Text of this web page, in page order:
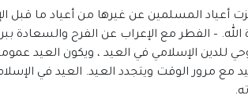
أعياد المسلمين عن غيرها من أعياد ما قبل
الله. – الفطر مع الإعراب عن الفرح والسعادة
للدين الإسلامي في العيد ، ويكون العيد
مع مرور الوقت ويتجدد العيد. العيد في